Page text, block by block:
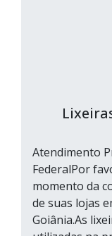
Atendimento
FederalPor
momento da
de suas lojas
Goiânia.As